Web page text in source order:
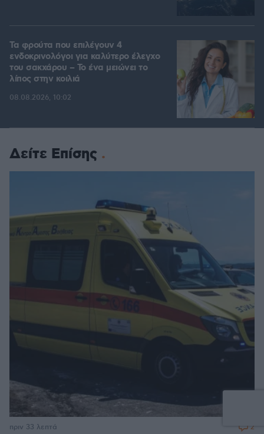
Τα φρούτα που επιλέγουν 4
ενδοκρινολόγοι για καλύτερο έλεγχο
του σακχάρου – Το ένα μειώνει το
λίπος στην κοιλιά
08.08.2026, 10:02
Δείτε Επίσης
πριν 33 λεπτά 2